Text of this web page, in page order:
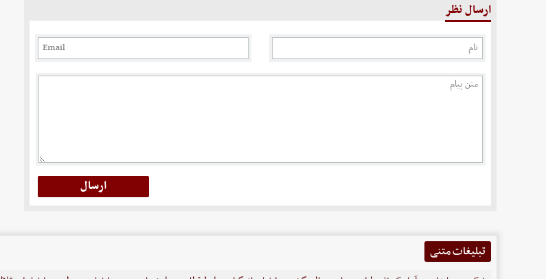
ارسال نظر
تبلیغات متنی